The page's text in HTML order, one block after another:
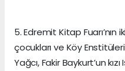
5. Edremit Kitap Fuarı’nın
çocukları ve Köy
Yağcı, Fakir Baykurt’un